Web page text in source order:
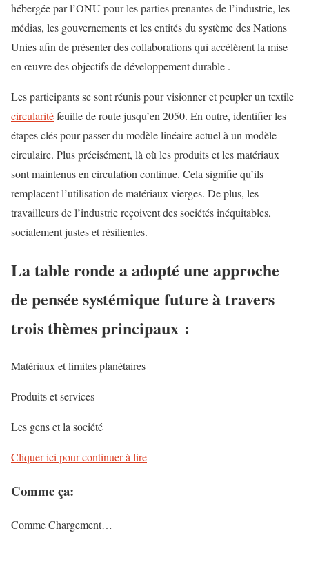
hébergée par l’ONU pour les parties prenantes de l’industrie, les
médias, les gouvernements et les entités du système des Nations
Unies afin de présenter des collaborations qui accélèrent la mise
en œuvre des objectifs de développement durable .
Les participants se sont réunis pour visionner et peupler un textile
circularitéfeuille de route jusqu’en 2050. En outre, identifier les
étapes clés pour passer du modèle linéaire actuel à un modèle
circulaire. Plus précisément, là où les produits et les matériaux
sont maintenus en circulation continue. Cela signifie qu’ils
remplacent l’utilisation de matériaux vierges. De plus, les
travailleurs de l’industrie reçoivent des sociétés inéquitables,
socialement justes et résilientes.
La table ronde a adopté une approche
de pensée systémique future à travers
trois thèmes principaux :
Matériaux et limites planétaires
Produits et services
Les gens et la société
Cliquer ici pour continuer à lire
Comme ça:
CommeChargement…